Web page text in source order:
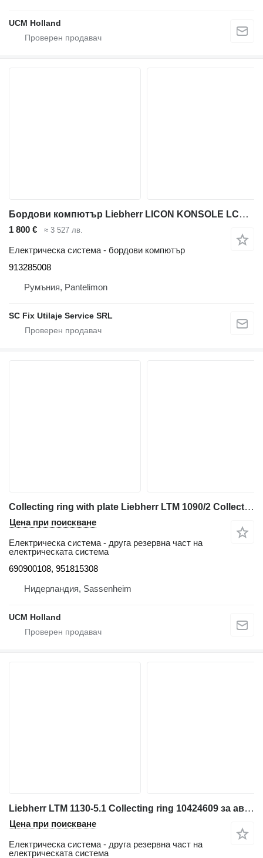
UCM Holland
Бордови компютър Liebherr LICON KONSOLE LCD2 913285008 за автокран Liebherr ALL Liccon 1 LTM
1 800 € ≈ 3 527 лв.
Електрическа система - бордови компютър
913285008
Румъния, Pantelimon
SC Fix Utilaje Service SRL
Collecting ring with plate Liebherr LTM 1090/2 Collecting ring with plate 690900108 за автокран
Цена при поискване
Електрическа система - друга резервна част на
електрическата система
690900108, 951815308
Нидерландия, Sassenheim
UCM Holland
Liebherr LTM 1130-5.1 Collecting ring 10424609 за автокран
Цена при поискване
Електрическа система - друга резервна част на
електрическата система